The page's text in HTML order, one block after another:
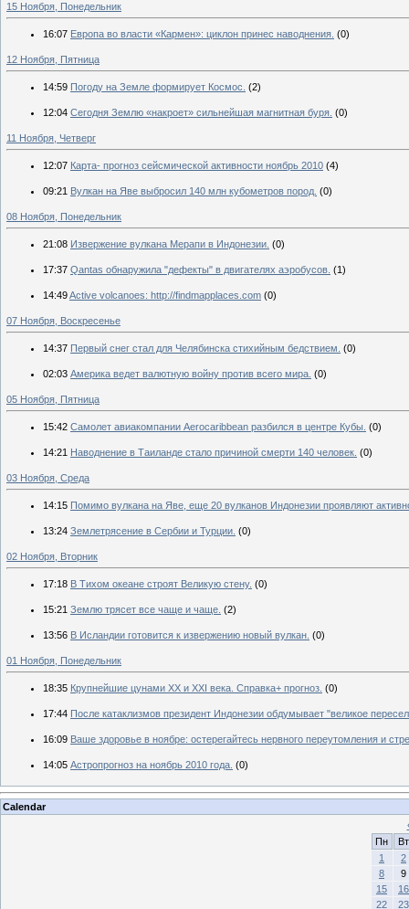
15 Ноября, Понедельник
16:07 Европа во власти «Кармен»: циклон принес наводнения. (0)
12 Ноября, Пятница
14:59 Погоду на Земле формирует Космос. (2)
12:04 Сегодня Землю «накроет» сильнейшая магнитная буря. (0)
11 Ноября, Четверг
12:07 Карта- прогноз сейсмической активности ноябрь 2010 (4)
09:21 Вулкан на Яве выбросил 140 млн кубометров пород. (0)
08 Ноября, Понедельник
21:08 Извержение вулкана Мерапи в Индонезии. (0)
17:37 Qantas обнаружила "дефекты" в двигателях аэробусов. (1)
14:49Active volcanoes: http://findmapplaces.com (0)
07 Ноября, Воскресенье
14:37 Первый снег стал для Челябинска стихийным бедствием. (0)
02:03 Америка ведет валютную войну против всего мира. (0)
05 Ноября, Пятница
15:42 Самолет авиакомпании Aerocaribbean разбился в центре Кубы. (0)
14:21 Наводнение в Таиланде стало причиной смерти 140 человек. (0)
03 Ноября, Среда
14:15 Помимо вулкана на Яве, еще 20 вулканов Индонезии проявляют
13:24 Землетрясение в Сербии и Турции. (0)
02 Ноября, Вторник
17:18 В Тихом океане строят Великую стену. (0)
15:21 Землю трясет все чаще и чаще. (2)
13:56 В Исландии готовится к извержению новый вулкан. (0)
01 Ноября, Понедельник
18:35 Крупнейшие цунами XX и XXI века. Справка+ прогноз. (0)
17:44 После катаклизмов президент Индонезии обдумывает "великое
16:09 Ваше здоровье в ноябре: остерегайтесь нервного переутомления и
14:05 Астропрогноз на ноябрь 2010 года. (0)
Calendar
Пн
Вт
1
2
8
9
15
16
22
23